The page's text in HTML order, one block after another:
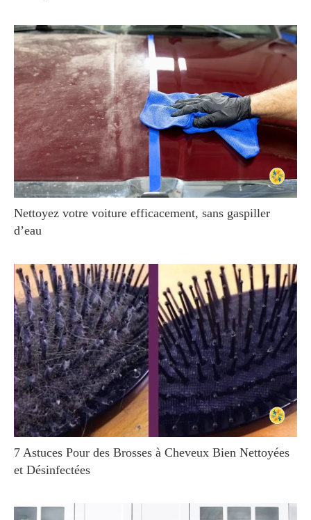
Nettoyez votre voiture efficacement, sans gaspiller
d’eau
7 Astuces Pour des Brosses à Cheveux Bien Nettoyées
et Désinfectées